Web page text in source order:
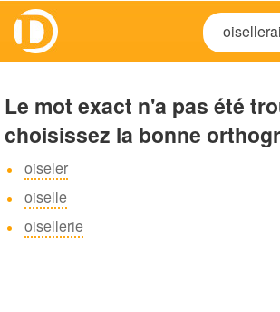
Le mot exact n'a pas été
choisissez la bonne
oiseler
oiselle
oisellerie